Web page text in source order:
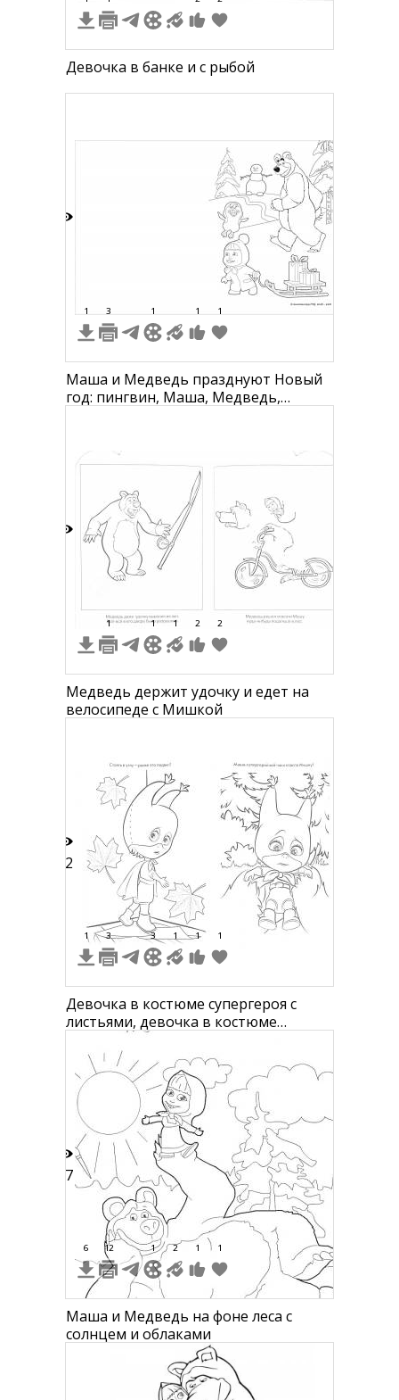
Девочка в банке и с рыбой
1 3 1 1 1
Маша и Медведь празднуют Новый
год: пингвин, Маша, Медведь,
1 1 1 2 2
Медведь держит удочку и едет на
велосипеде с Мишкой
12
1 3 3 1 1 1
Девочка в костюме супергероя с
листьями, девочка в костюме
супергероя под деревом
27
6 12 1 2 1 1
Маша и Медведь на фоне леса с
солнцем и облаками